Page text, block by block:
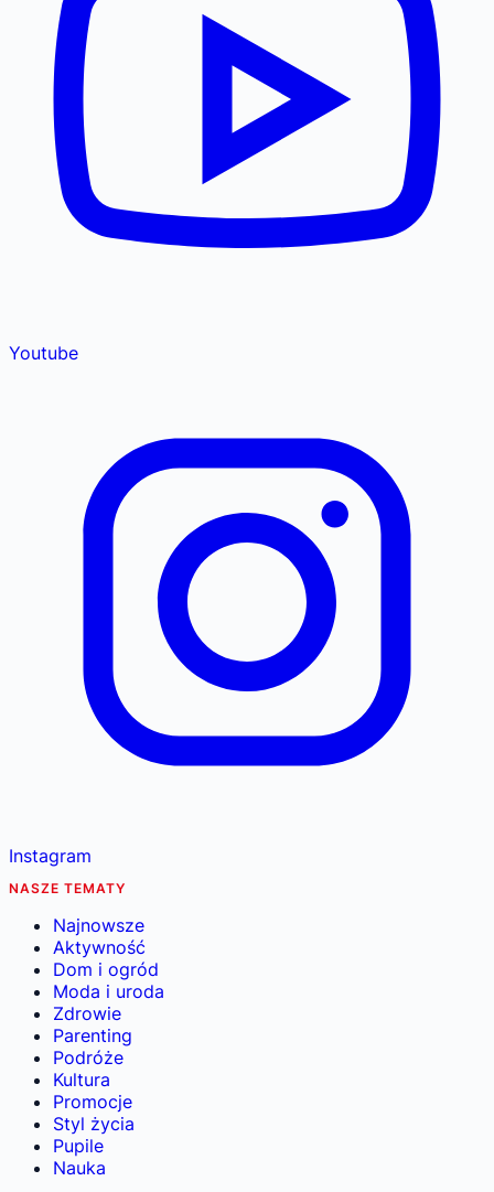
Youtube
Instagram
NASZE TEMATY
Najnowsze
Aktywność
Dom i ogród
Moda i uroda
Zdrowie
Parenting
Podróże
Kultura
Promocje
Styl życia
Pupile
Nauka